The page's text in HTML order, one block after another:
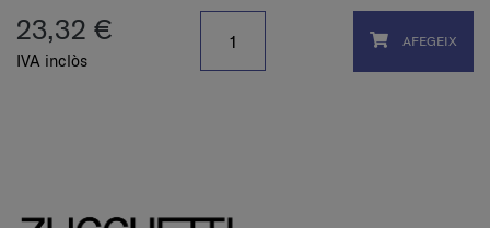
23,32 €
IVA inclòs
AFEGEIX